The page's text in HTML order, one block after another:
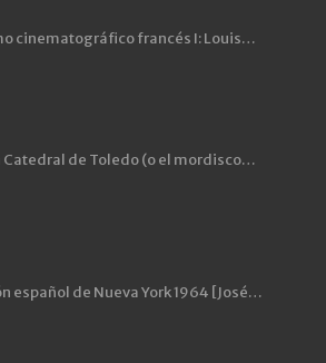
cinematográfico francés I: Louis…
Catedral de Toledo (o el mordisco…
español de Nueva York 1964 [José…